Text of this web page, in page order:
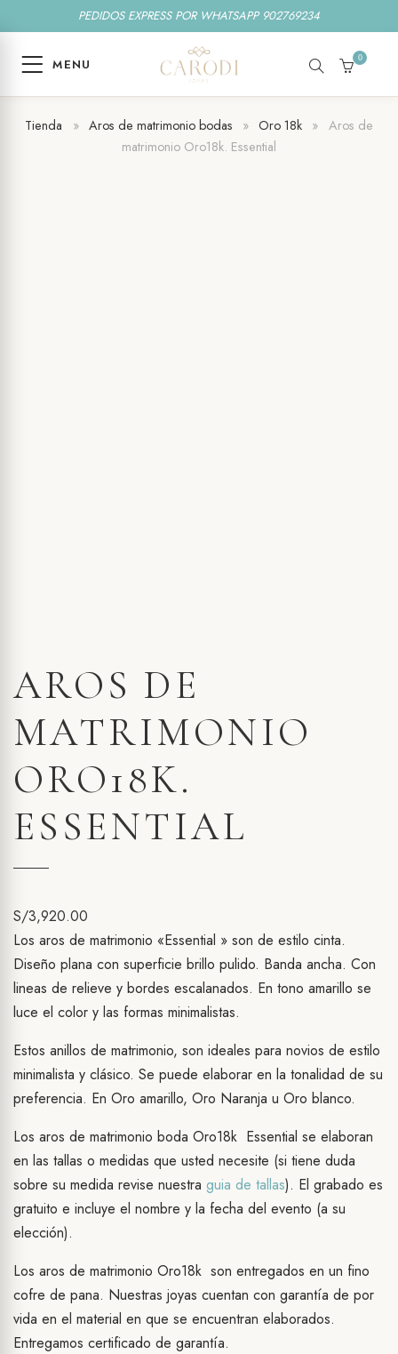
PEDIDOS EXPRESS POR WHATSAPP 902769234
MENU
SEARCH
0
Tienda » Aros de matrimonio bodas » Oro 18k » Aros de
matrimonio Oro18k. Essential
AROS DE
MATRIMONIO
ORO18K.
ESSENTIAL
S/3,920.00
Los aros de matrimonio «Essential » son de estilo cinta.
Diseño plana con superficie brillo pulido. Banda ancha. Con
lineas de relieve y bordes escalanados. En tono amarillo se
luce el color y las formas minimalistas.
Estos anillos de matrimonio, son ideales para novios de estilo
minimalista y clásico. Se puede elaborar en la tonalidad de su
preferencia. En Oro amarillo, Oro Naranja u Oro blanco.
Los aros de matrimonio boda Oro18k Essential se elaboran
en las tallas o medidas que usted necesite (si tiene duda
sobre su medida revise nuestra guia de tallas). El grabado es
gratuito e incluye el nombre y la fecha del evento (a su
elección).
Los aros de matrimonio Oro18k son entregados en un fino
cofre de pana. Nuestras joyas cuentan con garantía de por
vida en el material en que se encuentran elaborados.
Entregamos certificado de garantía.